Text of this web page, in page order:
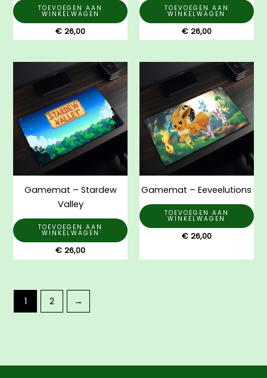
TOEVOEGEN AAN
WINKELWAGEN
€ 26,00
TOEVOEGEN AAN
WINKELWAGEN
€26,00
Gamemat – Stardew
Valley
TOEVOEGEN AAN
WINKELWAGEN
€ 26,00
Gamemat – Eeveelutions
TOEVOEGEN AAN
WINKELWAGEN
€26,00
1 2 →